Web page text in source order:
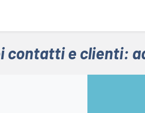
contatti e clienti: